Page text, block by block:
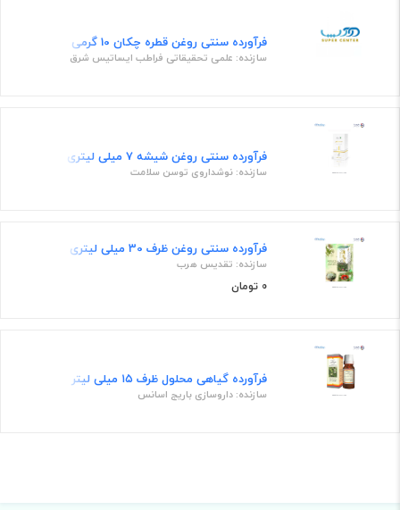
فرآورده سنتی روغن قطره چکان 10 گرمی
سازنده: علمی تحقیقاتی فراطب ایساتیس شرق
فرآورده سنتی روغن شیشه 7 میلی لیتری
سازنده: نوشداروی توسن سلامت
فرآورده سنتی روغن ظرف 30 میلی لیتری
سازنده: تقدیس هرب
0 تومان
فرآورده گیاهی محلول ظرف ۱۵ میلی لیتر
سازنده: داروسازی باریج اسانس